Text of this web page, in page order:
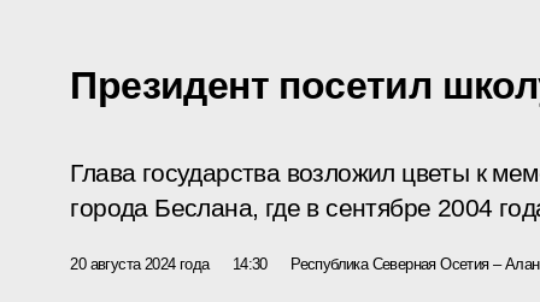
Президент посетил
Глава государства возложил цветы к
города Беслана, где в сентябре 2004
20 августа 2024 года 14:30 Республика Северная Осетия –